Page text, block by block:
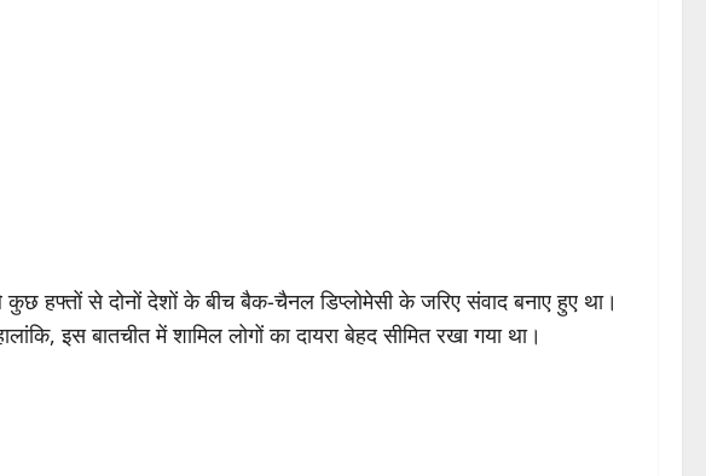
हफ्तों से दोनों देशों के बीच बैक-चैनल डिप्लोमेसी के जरिए संवाद बनाए हुए था।
इस बातचीत में शामिल लोगों का दायरा बेहद सीमित रखा गया था।